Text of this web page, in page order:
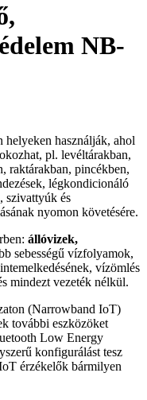
NB-
használják, ahol
pl. levéltárakban,
raktárakban, pincékben,
légkondicionáló
szivattyúk és
nyomon követésére.
állóvizek,
sebességű vízfolyamok,
vízömlés
mindezt vezeték nélkül.
(Narrowband IoT)
további eszközöket
Low Energy
konfigurálást tesz
érzékelők bármilyen